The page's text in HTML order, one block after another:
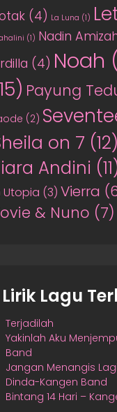
(4) La Luna (1)
(1) Nadin
(4) Noah
Payung
(2)
on 7 (12)
Andini
Utopia (3) Vierra
& Nuno (7)
Lirik Lagu
Terjadilah
Yakinlah Aku
Band
Jangan Menangis
Dinda-Kangen Band
Bintang 14 Hari –